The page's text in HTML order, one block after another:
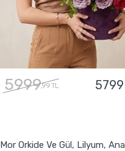
5999,99 TL 5799
Mor Orkide Ve Gül, Lilyum,